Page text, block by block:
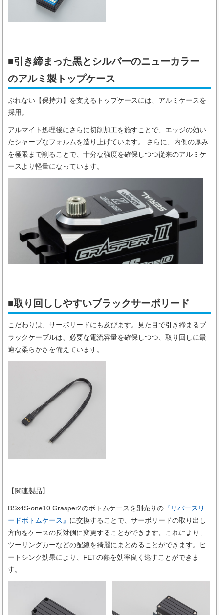
■引き締まった黒とシルバーのニューカラー​
のアルミ製トップケース
ぶれない【保持力】を支えるトップケースには、アルミケースを
採用。
アルマイト処理後にさらに切削加工を施すことで、エッジの効い
たシャープなフォルムを造り上げています。 さらに、内側の厚み
を極限まで削ることで、十分な強度を確保しつつ従来のアルミケ
ースより軽量になっています。
■取り回ししやすいブラックサーボリード
こだわりは、サーボリードにも及びます。見た目で引き締まるブ
ラックケーブルは、必要な電流容量を確保しつつ、取り回しに最
適な柔らかさを備えています。
【関連製品】
BSx4S-one10 Grasper2のボトムケースを別売りの 『リバースリ
ードボトムケース』 に交換することで、サーボリードの取り出し
方向をケースの反対側に変更することができます。これにより、
ツーリングカーなどの配線を綺麗にまとめることができます。ヒ
ートシンク効果により、FETの熱を効率良く逃すことができま
す。